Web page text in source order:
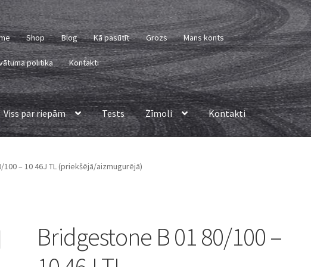
Shop Blog Kā pasūtīt Grozs Mans konts
politika Kontakti
Viss par riepām Tests Zīmoli Kontakti
– 10 46J TL (priekšējā/aizmugurējā)
Bridgestone B 01 80/100 –